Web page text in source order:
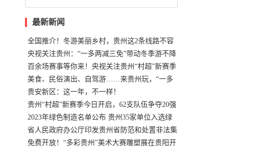
最新新闻
全国推介！冬游美丽乡村，贵州这2条线路不容
错过
央视关注贵州：“一多两减三免”带动冬季游不降
温
百余场赛事等你来！央视关注贵州“村超”新赛季
正式“打响”
美食、民俗演出、自驾游……来贵州玩，“一多
两减三免”！
贵安新区：这一年，不一样！
贵州“村超”新赛季今日开启，62支队伍争夺20强
名额
2023年绿色制造名单公布 贵州35家单位入选绿
色工厂
省人民政府办公厅印发贵州省防范和处置非法集
资工作实施细则
免费开放！“多彩贵州”美术大赛雕塑展在贵阳开